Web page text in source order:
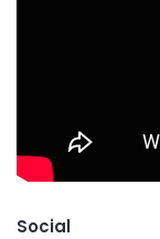
Social